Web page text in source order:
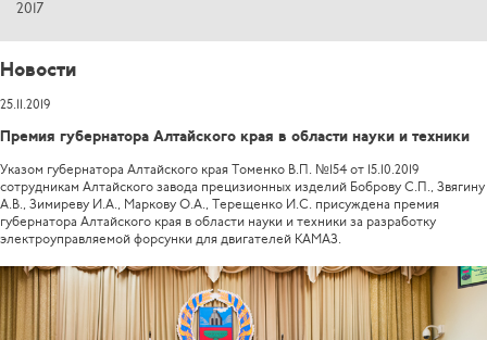
2017
Новости
25.11.2019
Премия губернатора Алтайского края в области науки и техники
Указом губернатора Алтайского края Томенко В.П. №154 от 15.10.2019
сотрудникам Алтайского завода прецизионных изделий Боброву С.П., Звягину
А.В., Зимиреву И.А., Маркову О.А., Терещенко И.С. присуждена премия
губернатора Алтайского края в области науки и техники за разработку
электроуправляемой форсунки для двигателей КАМАЗ.